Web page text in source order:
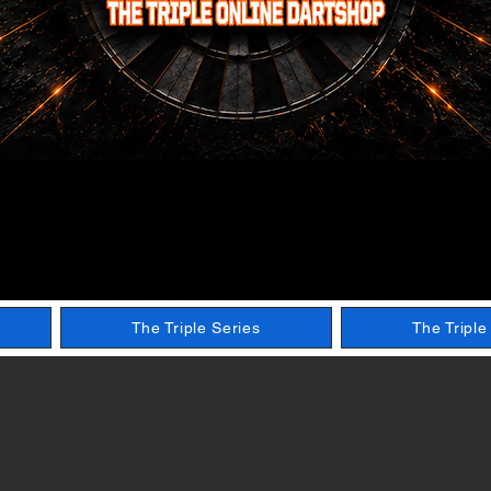
The Triple Series The